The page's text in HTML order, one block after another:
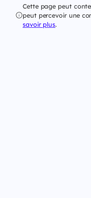
Cette page peut
peut percevoir une
savoir plus.